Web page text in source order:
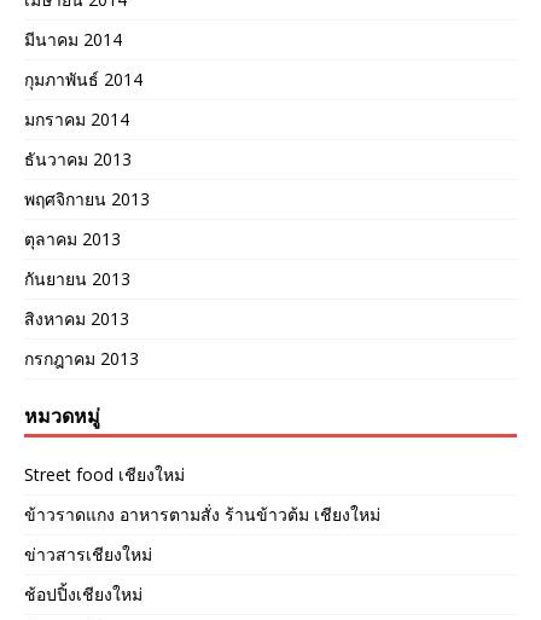
มีนาคม 2014
กุมภาพันธ์ 2014
มกราคม 2014
ธันวาคม 2013
พฤศจิกายน 2013
ตุลาคม 2013
กันยายน 2013
สิงหาคม 2013
กรกฎาคม 2013
หมวดหมู่
Street food เชียงใหม่
ข้าวราดแกง อาหารตามสั่ง ร้านข้าวต้ม เชียงใหม่
ข่าวสารเชียงใหม่
ช้อปปิ้งเชียงใหม่